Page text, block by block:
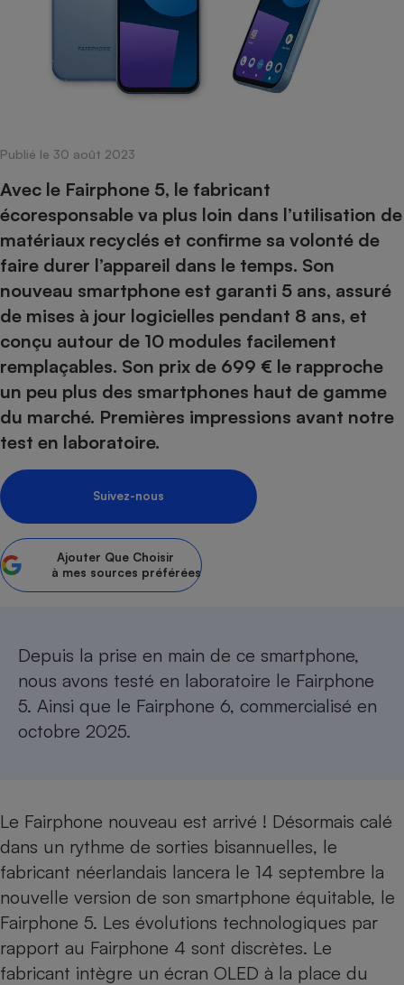
Publié le 30 août 2023
Avec le Fairphone 5, le fabricant
écoresponsable va plus loin dans l’utilisation de
matériaux recyclés et confirme sa volonté de
faire durer l’appareil dans le temps. Son
nouveau smartphone est garanti 5 ans, assuré
de mises à jour logicielles pendant 8 ans, et
conçu autour de 10 modules facilement
remplaçables. Son prix de 699 € le rapproche
un peu plus des smartphones haut de gamme
du marché. Premières impressions avant notre
test en laboratoire.
Suivez-nous
Ajouter Que Choisir
à mes sources préférées
Depuis la prise en main de ce smartphone,
nous avons testé en laboratoire le Fairphone
5. Ainsi que le Fairphone 6, commercialisé en
octobre 2025.
Le Fairphone nouveau est arrivé ! Désormais calé
dans un rythme de sorties bisannuelles, le
fabricant néerlandais lancera le 14 septembre la
nouvelle version de son smartphone équitable, le
Fairphone 5. Les évolutions technologiques par
rapport au Fairphone 4 sont discrètes. Le
fabricant intègre un écran OLED à la place du
Sécurité - Hygiène
Supermarché - Drive
Assurance
Banque - Crédit
Epargne - Fiscalité
Mutuelle
Assurance emprunteur
Circulation routière
Contrôle technique -
Pièce détachée
Comparateur auto
Comparatif
Comparatif climatiseur
Comparatif aspirateur
Comparatif aspirateur
Comparatif cafetière
Comparatif robot cuiseur
Comparatif centrale
Gros électroménager
Lave-linge
Plaque de cuisson à
induction
Électricité - Gaz
Comparatif casque audio
Comparatif ordinateur
Comparatif ultrabook
Comparatif tablette
Image et son
Informatique
Internet
Téléphonie
Téléphone mobile -
Crédit immobilier
Comparatif tondeuse
Aménagement
Bricolage - Jardinage
Chauffage
Produit d'entretien
Sécurité domestique
Climatiseur -
Ventilateur
Hygiène - Beauté
Maladie - Médecine -
Système de santé -
Antimoustique
Maison de retraite
Retraite
Comparateur assurance emprunteur
Energie Moins Chère Ensemble
Tous les comparateurs
Toutes les cartes interactives
Speedtest - Testez le débit de votre
connexion Internet